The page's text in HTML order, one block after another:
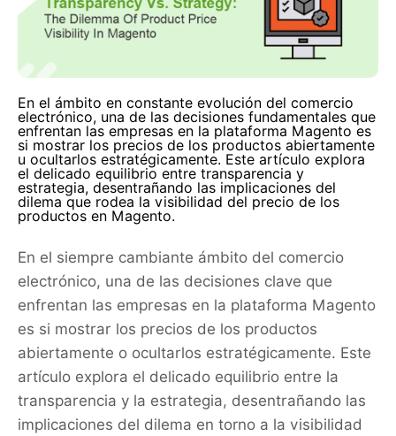
En el ámbito en constante evolución del comercio
electrónico, una de las decisiones fundamentales que
enfrentan las empresas en la plataforma Magento es
si mostrar los precios de los productos abiertamente
u ocultarlos estratégicamente. Este artículo explora
el delicado equilibrio entre transparencia y
estrategia, desentrañando las implicaciones del
dilema que rodea la visibilidad del precio de los
productos en Magento.
En el siempre cambiante ámbito del comercio
electrónico, una de las decisiones clave que
enfrentan las empresas en la plataforma Magento
es si mostrar los precios de los productos
abiertamente o ocultarlos estratégicamente. Este
artículo explora el delicado equilibrio entre la
transparencia y la estrategia, desentrañando las
implicaciones del dilema en torno a la visibilidad